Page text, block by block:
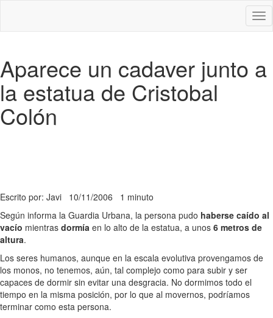
Aparece un cadaver junto a
la estatua de Cristobal
Colón
Escrito por: Javi 10/11/2006 1 minuto
Según informa la Guardia Urbana, la persona pudo haberse caído al
vacío mientras dormía en lo alto de la estatua, a unos 6 metros de
altura.
Los seres humanos, aunque en la escala evolutiva provengamos de
los monos, no tenemos, aún, tal complejo como para subir y ser
capaces de dormir sin evitar una desgracia. No dormimos todo el
tiempo en la misma posición, por lo que al movernos, podríamos
terminar como esta persona.